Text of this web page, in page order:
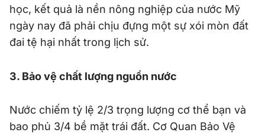
học, kết quả là nền nông nghiệp của nước Mỹ
ngày nay đã phải chịu đựng một sự xói mòn đất
đai tệ hại nhất trong lịch sử.
3. Bảo vệ chất lượng nguồn nước
Nước chiếm tỷ lệ 2/3 trọng lượng cơ thể bạn và
bao phủ 3/4 bề mặt trái đất. Cơ Quan Bảo Vệ